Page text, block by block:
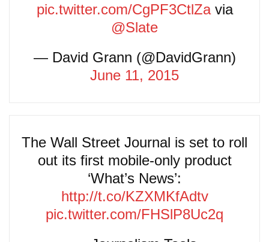
pic.twitter.com/CgPF3CtlZavia
@Slate
— David Grann (@DavidGrann)
June 11, 2015
The Wall Street Journal is set to roll
out its first mobile-only product
‘What’s News’:
http://t.co/KZXMKfAdtv
pic.twitter.com/FHSlP8Uc2q